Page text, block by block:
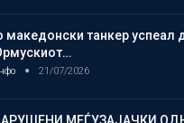
македонски танкер успеал
21/07/2026